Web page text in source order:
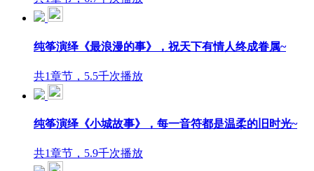
纯筝演绎《最浪漫的事》，祝天下有情人终成眷属~
共1章节，5.5千次播放
纯筝演绎《小城故事》，每一音符都是温柔的旧时光~
共1章节，5.9千次播放